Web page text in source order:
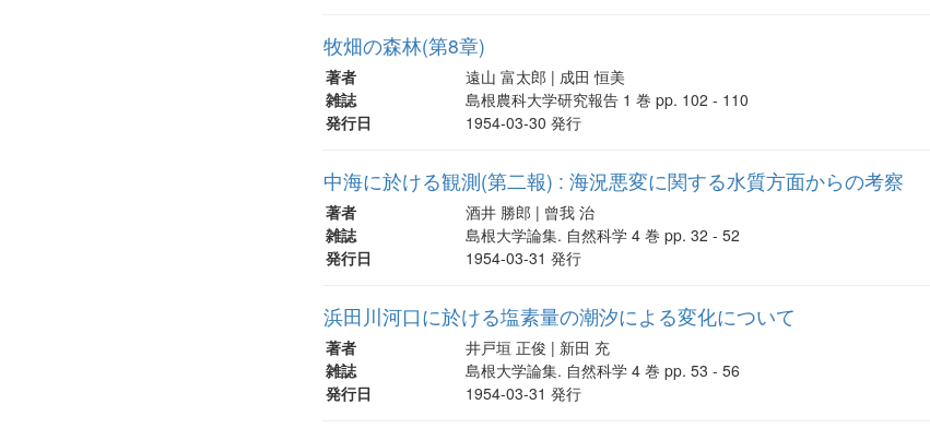
牧畑の森林(第8章)
著者
遠山 富太郎 | 成田 恒美
雑誌
島根農科大学研究報告 1 巻 pp. 102 - 110
発行日
1954-03-30 発行
中海に於ける観測(第二報) : 海況悪変に関する水質方面からの考察
著者
酒井 勝郎 | 曾我 治
雑誌
島根大学論集. 自然科学 4 巻 pp. 32 - 52
発行日
1954-03-31 発行
浜田川河口に於ける塩素量の潮汐による変化について
著者
井戸垣 正俊 | 新田 充
雑誌
島根大学論集. 自然科学 4 巻 pp. 53 - 56
発行日
1954-03-31 発行